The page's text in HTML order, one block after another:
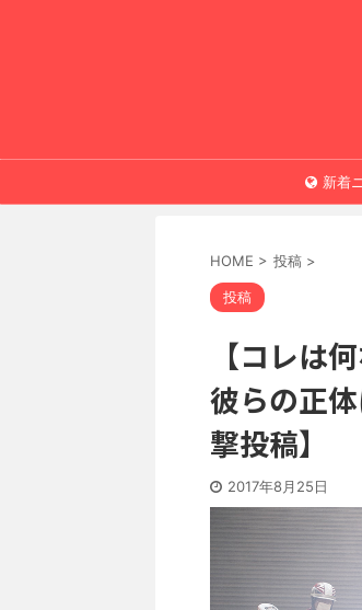
新着
HOME > 投稿 >
投稿
【コレは
彼らの正
撃投稿】
2017年8月25日